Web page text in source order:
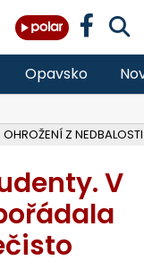
Opavsko
Z NEDBALOSTI
V